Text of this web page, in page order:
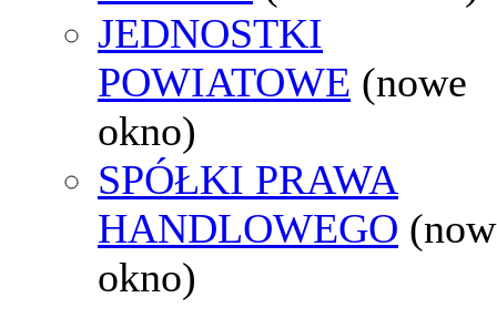
JEDNOSTKI
POWIATOWE (nowe
okno)
SPÓŁKI PRAWA
HANDLOWEGO
okno)